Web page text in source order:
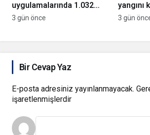
uygulamalarında 1.032
kişi yakalandı
3 gün önce
yangını
alındı
3 gün
Bir Cevap Yaz
E-posta adresiniz yayınlanmayacak.
işaretlenmişlerdir